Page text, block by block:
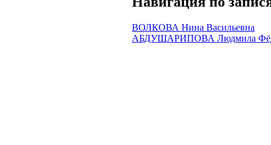
ВОЛКОВА Нина Васильевна
АБДУШАРИПОВА Людмила